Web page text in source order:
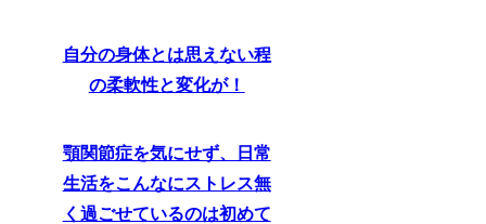
自分の身体とは思えない程
の柔軟性と変化が！
顎関節症を気にせず、日常
生活をこんなにストレス無
く過ごせているのは初めて